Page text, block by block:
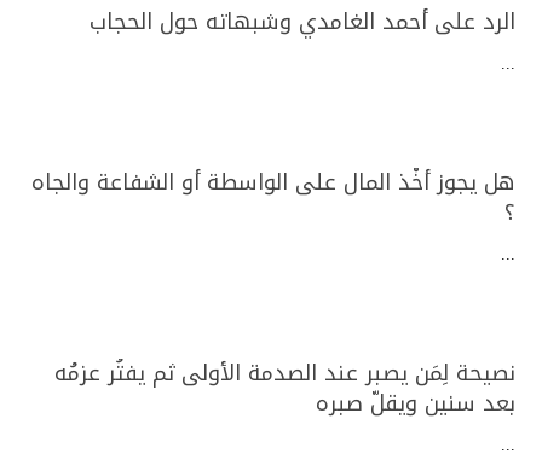
الرد على أحمد الغامدي وشبهاته حول الحجاب
...
هل يجوز أخْذ المال على الواسطة أو الشفاعة والجاه
؟
...
نصيحة لِمَن يصبر عند الصدمة الأولى ثم يفتُر عزمُه
بعد سنين ويقلّ صبره
...